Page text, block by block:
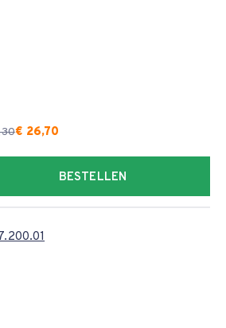
€ 26,70
BESTELLEN